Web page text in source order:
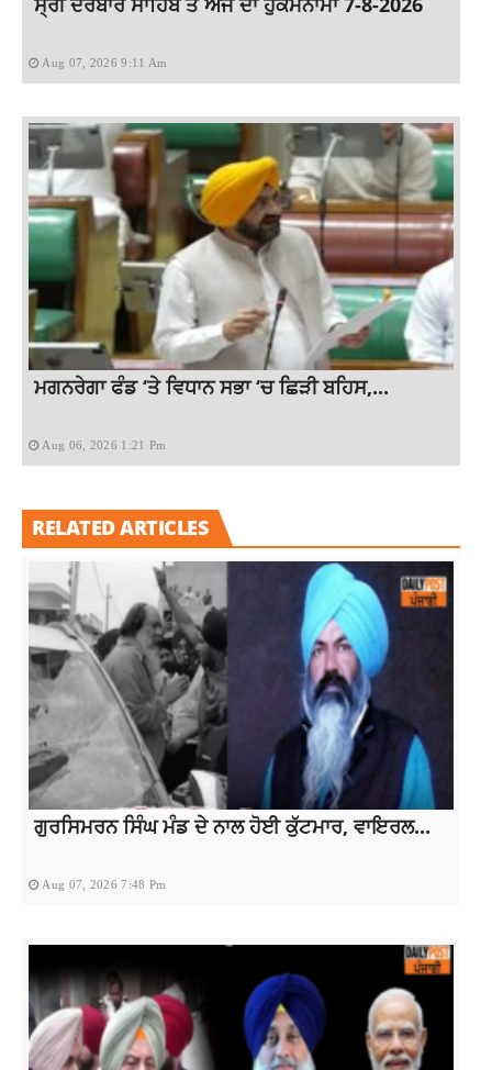
Aug 07, 2026 9:11 Am
ਮਗਨਰੇਗਾ ਫੰਡ ‘ਤੇ ਵਿਧਾਨ ਸਭਾ ‘ਚ ਛਿੜੀ ਬਹਿਸ,...
Aug 06, 2026 1:21 Pm
RELATED ARTICLES
ਗੁਰਸਿਮਰਨ ਸਿੰਘ ਮੰਡ ਦੇ ਨਾਲ ਹੋਈ ਕੁੱਟਮਾਰ, ਵਾਇਰਲ...
Aug 07, 2026 7:48 Pm